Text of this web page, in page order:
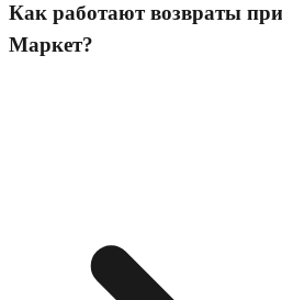
Как работают возвраты
Маркет?